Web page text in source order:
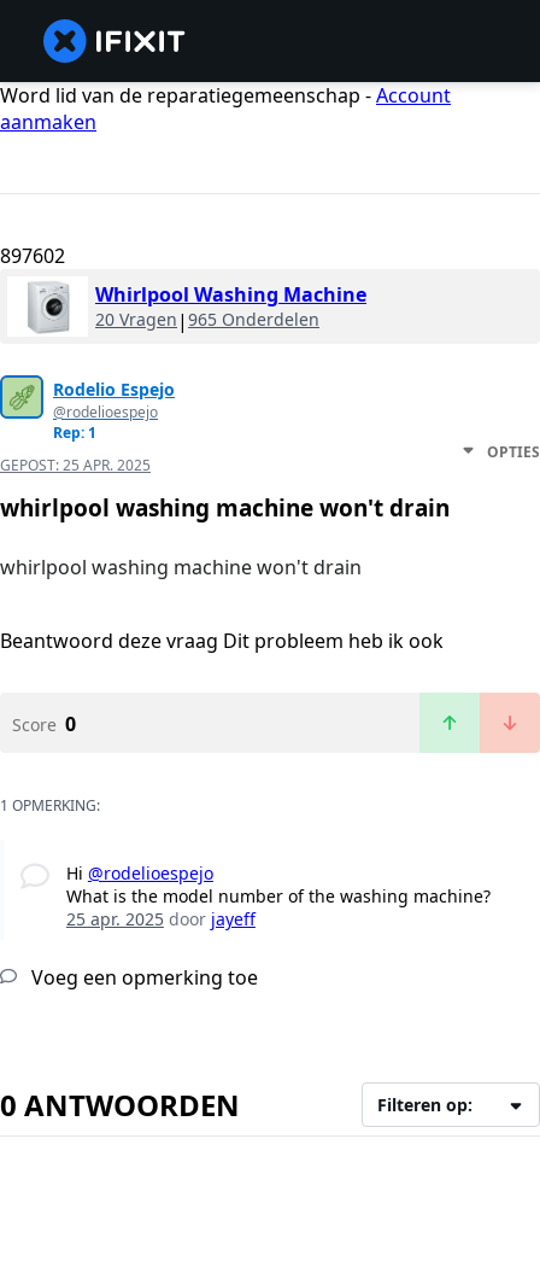
Word lid van de reparatiegemeenschap -Account
aanmaken
897602
Whirlpool Washing Machine
20 Vragen | 965 Onderdelen
Rodelio Espejo
@rodelioespejo
Rep: 1
GEPOST:25 APR. 2025
OPTIES
whirlpool washing machine won't drain
whirlpool washing machine won't drain
Beantwoord deze vraag Dit probleem heb ik ook
Score 0
1 OPMERKING:
Hi @rodelioespejo
What is the model number of the washing machine?
25 apr. 2025door jayeff
Voeg een opmerking toe
0 ANTWOORDEN Filteren op: